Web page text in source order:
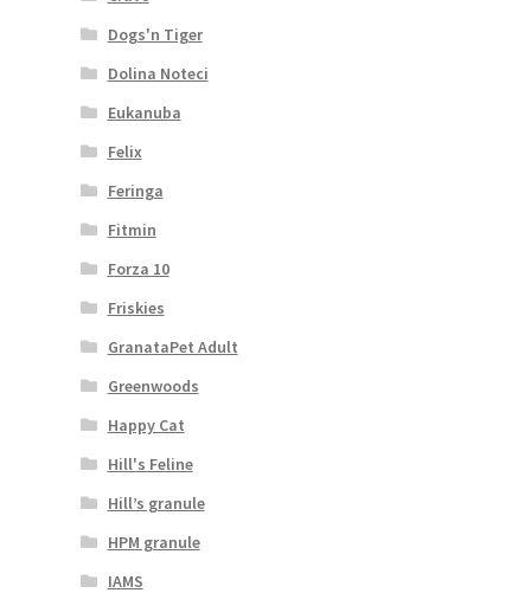
Dogs'n Tiger
Dolina Noteci
Eukanuba
Felix
Feringa
Fitmin
Forza 10
Friskies
GranataPet Adult
Greenwoods
Happy Cat
Hill's Feline
Hill’s granule
HPM granule
IAMS